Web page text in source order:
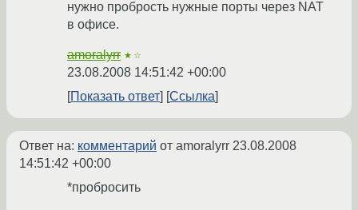
нужно пробрость нужные порты через NAT
в офисе.
amoralyrr ★☆
23.08.2008 14:51:42 +00:00
Показать ответ
Ссылка
Ответ на: комментарий от amoralyrr 23.08.2008
14:51:42 +00:00
*пробросить